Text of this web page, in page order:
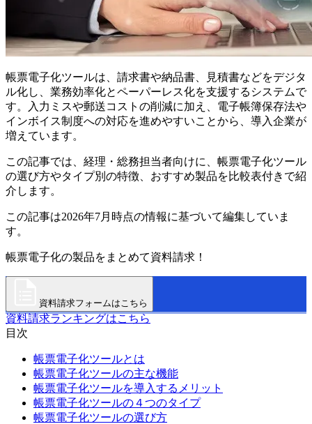
帳票電子化ツールは、請求書や納品書、見積書などをデジタ
ル化し、業務効率化とペーパーレス化を支援するシステムで
す。入力ミスや郵送コストの削減に加え、電子帳簿保存法や
インボイス制度への対応を進めやすいことから、導入企業が
増えています。
この記事では、経理・総務担当者向けに、帳票電子化ツール
の選び方やタイプ別の特徴、おすすめ製品を比較表付きで紹
介します。
この記事は2026年7月時点の情報に基づいて編集していま
す。
帳票電子化の製品をまとめて資料請求！
資料請求フォームはこちら
資料請求ランキングはこちら
目次
帳票電子化ツールとは
帳票電子化ツールの主な機能
帳票電子化ツールを導入するメリット
帳票電子化ツールの４つのタイプ
帳票電子化ツールの選び方